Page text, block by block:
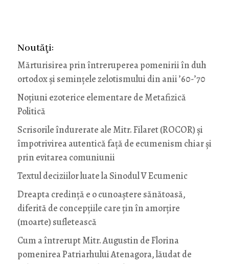
Noutăţi:
Mărturisirea prin întreruperea pomenirii în duh
ortodox și semințele zelotismului din anii ’60-’70
Noţiuni ezoterice elementare de Metafizică
Politică
Scrisorile îndurerate ale Mitr. Filaret (ROCOR) și
împotrivirea autentică față de ecumenism chiar și
prin evitarea comuniunii
Textul deciziilor luate la Sinodul V Ecumenic
Dreapta credință e o cunoaștere sănătoasă,
diferită de concepțiile care țin în amorțire
(moarte) sufletească
Cum a întrerupt Mitr. Augustin de Florina
pomenirea Patriarhului Atenagora, lăudat de